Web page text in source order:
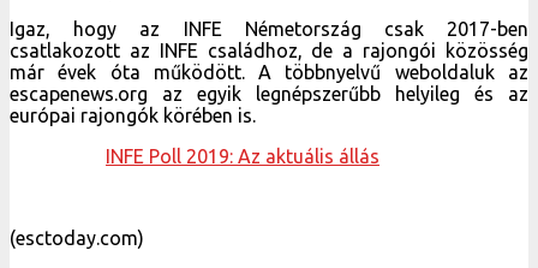
Igaz, hogy az INFE Németország csak 2017-ben
csatlakozott az INFE családhoz, de a rajongói közösség
már évek óta működött. A többnyelvű weboldaluk az
escapenews.org az egyik legnépszerűbb helyileg és az
európai rajongók körében is.
INFE Poll 2019: Az aktuális állás
(esctoday.com)